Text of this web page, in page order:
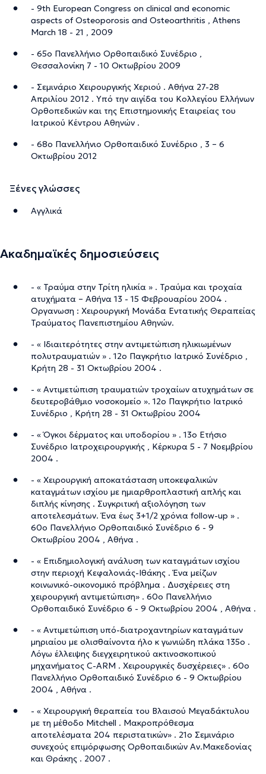
- 9th European Congress on clinical and economic
aspects of Osteoporosis and Osteoarthritis , Athens
March 18 - 21 , 2009
- 65o Πανελλήνιο Ορθοπαιδικό Συνέδριο ,
Θεσσαλονίκη 7 - 10 Οκτωβρίου 2009
- Σεμινάριο Χειρουργικής Χεριού . Αθήνα 27-28
Απριλίου 2012 . Υπό την αιγίδα του Κολλεγίου Ελλήνων
Ορθοπεδικών και της Επιστημονικής Εταιρείας του
Ιατρικού Κέντρου Αθηνών .
- 68o Πανελλήνιο Ορθοπαιδικό Συνέδριο , 3 – 6
Οκτωβρίου 2012
Ξένες γλώσσες
Αγγλικά
Ακαδημαϊκές δημοσιεύσεις
- « Τραύμα στην Τρίτη ηλικία » . Τραύμα και τροχαία
ατυχήματα – Αθήνα 13 - 15 Φεβρουαρίου 2004 .
Οργανωση : Χειρουργική Μονάδα Εντατικής Θεραπείας
Τραύματος Πανεπιστημίου Αθηνών.
- « Ιδιαιτερότητες στην αντιμετώπιση ηλικιωμένων
πολυτραυματιών » . 12ο Παγκρήτιο Ιατρικό Συνέδριο ,
Κρήτη 28 - 31 Οκτωβρίου 2004 .
- « Αντιμετώπιση τραυματιών τροχαίων ατυχημάτων σε
δευτεροβάθμιο νοσοκομείο ». 12ο Παγκρήτιο Ιατρικό
Συνέδριο , Κρήτη 28 - 31 Οκτωβρίου 2004
- « Όγκοι δέρματος και υποδορίου » . 13ο Ετήσιο
Συνέδριο Ιατροχειρουργικής , Κέρκυρα 5 - 7 Νοεμβρίου
2004 .
- « Χειρουργική αποκατάσταση υποκεφαλικών
καταγμάτων ισχίου με ημιαρθροπλαστική απλής και
διπλής κίνησης . Συγκριτική αξιολόγηση των
αποτελεσμάτων. Ένα έως 3+1/2 χρόνια follow-up » .
60ο Πανελλήνιο Ορθοπαιδικό Συνέδριο 6 - 9
Οκτωβρίου 2004 , Αθήνα .
- « Επιδημιολογική ανάλυση των καταγμάτων ισχίου
στην περιοχή Κεφαλονιάς-Ιθάκης . Ένα μείζων
κοινωνικό-οικονομικό πρόβλημα . Δυσχέρειες στη
χειρουργική αντιμετώπιση» . 60ο Πανελλήνιο
Ορθοπαιδικό Συνέδριο 6 - 9 Οκτωβρίου 2004 , Αθήνα .
- « Αντιμετώπιση υπό-διατροχαντηρίων καταγμάτων
μηριαίου με ολισθαίνοντα ήλο κ γωνιώδη πλάκα 135ο .
Λόγω έλλειψης διεγχειρητικού ακτινοσκοπικού
μηχανήματος C-ARM . Χειρουργικές δυσχέρειες» . 60ο
Πανελλήνιο Ορθοπαιδικό Συνέδριο 6 - 9 Οκτωβρίου
2004 , Αθήνα .
- « Χειρουργική θεραπεία του Βλαισού Μεγαδάκτυλου
με τη μέθοδο Mitchell . Μακροπρόθεσμα
αποτελέσματα 204 περιστατικών» . 21ο Σεμινάριο
συνεχούς επιμόρφωσης Ορθοπαιδικών Αν.Μακεδονίας
και Θράκης . 2007 .